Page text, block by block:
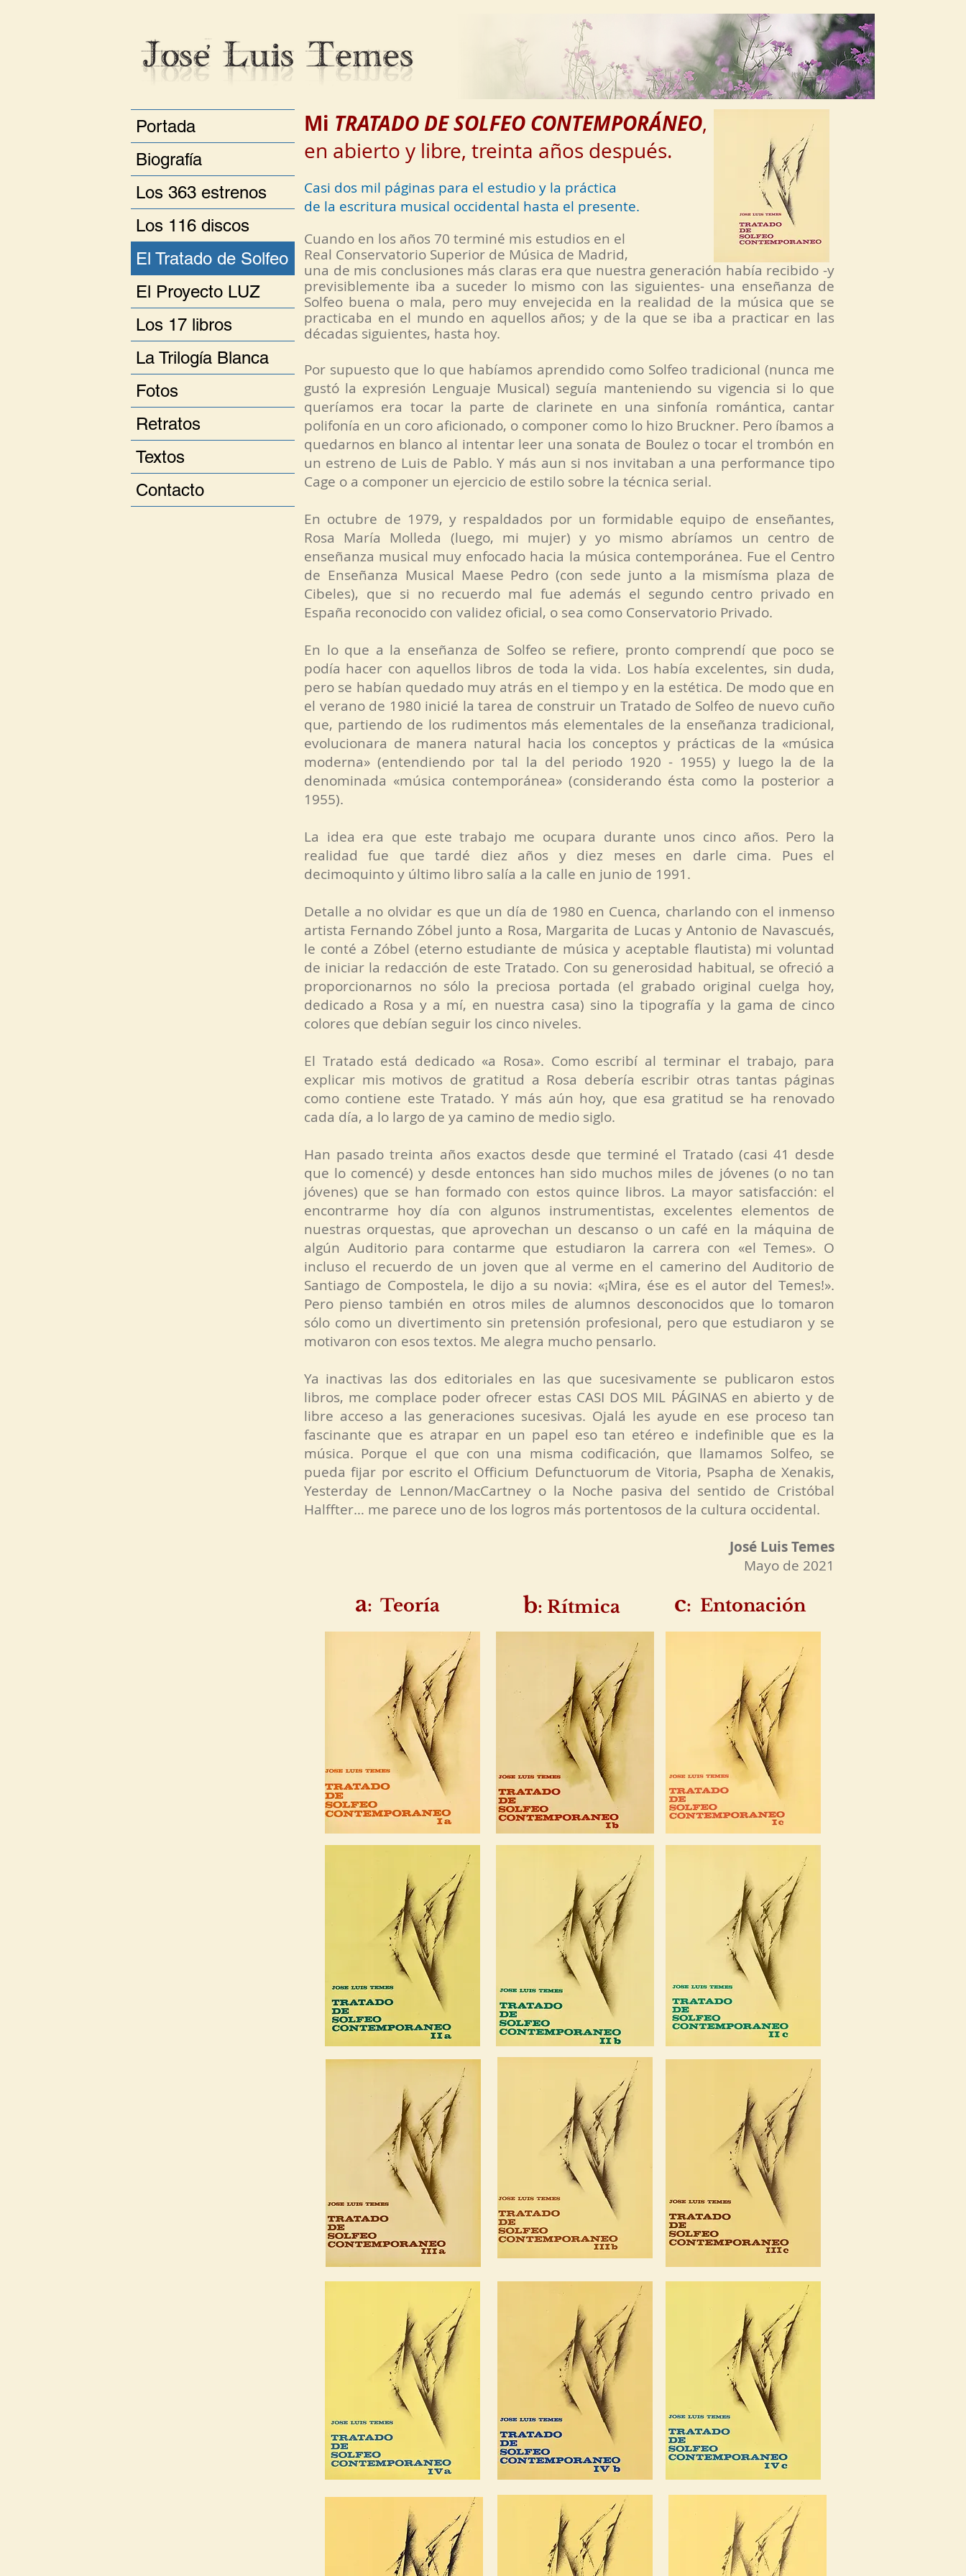
José Luis Temes
Mi TRATADO DE SOLFEO CONTEMPORÁNEO,
en abierto y libre, treinta años después.
Casi dos mil páginas para el estudio y la práctica
de la escritura musical occidental hasta el presente.
Cuando en los años 70 terminé mis estudios en el
Real Conservatorio Superior de Música de Madrid,
una de mis conclusiones más claras era que nuestra generación había recibido -y
previsiblemente iba a suceder lo mismo con las siguientes- una enseñanza de
Solfeo buena o mala, pero muy envejecida en la realidad de la música que se
practicaba en el mundo en aquellos años; y de la que se iba a practicar en las
décadas siguientes, hasta hoy.
Por supuesto que lo que habíamos aprendido como Solfeo tradicional (nunca me
gustó la expresión Lenguaje Musical) seguía manteniendo su vigencia si lo que
queríamos era tocar la parte de clarinete en una sinfonía romántica, cantar
polifonía en un coro aficionado, o componer como lo hizo Bruckner. Pero íbamos a
quedarnos en blanco al intentar leer una sonata de Boulez o tocar el trombón en
un estreno de Luis de Pablo. Y más aun si nos invitaban a una performance tipo
Cage o a componer un ejercicio de estilo sobre la técnica serial.
En octubre de 1979, y respaldados por un formidable equipo de enseñantes,
Rosa María Molleda (luego, mi mujer) y yo mismo abríamos un centro de
enseñanza musical muy enfocado hacia la música contemporánea. Fue el Centro
de Enseñanza Musical Maese Pedro (con sede junto a la mismísma plaza de
Cibeles), que si no recuerdo mal fue además el segundo centro privado en
España reconocido con validez oficial, o sea como Conservatorio Privado.
En lo que a la enseñanza de Solfeo se refiere, pronto comprendí que poco se
podía hacer con aquellos libros de toda la vida. Los había excelentes, sin duda,
pero se habían quedado muy atrás en el tiempo y en la estética. De modo que en
el verano de 1980 inicié la tarea de construir un Tratado de Solfeo de nuevo cuño
que, partiendo de los rudimentos más elementales de la enseñanza tradicional,
evolucionara de manera natural hacia los conceptos y prácticas de la «música
moderna» (entendiendo por tal la del periodo 1920 - 1955) y luego la de la
denominada «música contemporánea» (considerando ésta como la posterior a
1955).
La idea era que este trabajo me ocupara durante unos cinco años. Pero la
realidad fue que tardé diez años y diez meses en darle cima. Pues el
decimoquinto y último libro salía a la calle en junio de 1991.
Detalle a no olvidar es que un día de 1980 en Cuenca, charlando con el inmenso
artista Fernando Zóbel junto a Rosa, Margarita de Lucas y Antonio de Navascués,
le conté a Zóbel (eterno estudiante de música y aceptable flautista) mi voluntad
de iniciar la redacción de este Tratado. Con su generosidad habitual, se ofreció a
proporcionarnos no sólo la preciosa portada (el grabado original cuelga hoy,
dedicado a Rosa y a mí, en nuestra casa) sino la tipografía y la gama de cinco
colores que debían seguir los cinco niveles.
El Tratado está dedicado «a Rosa». Como escribí al terminar el trabajo, para
explicar mis motivos de gratitud a Rosa debería escribir otras tantas páginas
como contiene este Tratado. Y más aún hoy, que esa gratitud se ha renovado
cada día, a lo largo de ya camino de medio siglo.
Han pasado treinta años exactos desde que terminé el Tratado (casi 41 desde
que lo comencé) y desde entonces han sido muchos miles de jóvenes (o no tan
jóvenes) que se han formado con estos quince libros. La mayor satisfacción: el
encontrarme hoy día con algunos instrumentistas, excelentes elementos de
nuestras orquestas, que aprovechan un descanso o un café en la máquina de
algún Auditorio para contarme que estudiaron la carrera con «el Temes». O
incluso el recuerdo de un joven que al verme en el camerino del Auditorio de
Santiago de Compostela, le dijo a su novia: «¡Mira, ése es el autor del Temes!».
Pero pienso también en otros miles de alumnos desconocidos que lo tomaron
sólo como un divertimento sin pretensión profesional, pero que estudiaron y se
motivaron con esos textos. Me alegra mucho pensarlo.
Ya inactivas las dos editoriales en las que sucesivamente se publicaron estos
libros, me complace poder ofrecer estas CASI DOS MIL PÁGINAS en abierto y de
libre acceso a las generaciones sucesivas. Ojalá les ayude en ese proceso tan
fascinante que es atrapar en un papel eso tan etéreo e indefinible que es la
música. Porque el que con una misma codificación, que llamamos Solfeo, se
pueda fijar por escrito el Officium Defunctuorum de Vitoria, Psapha de Xenakis,
Yesterday de Lennon/MacCartney o la Noche pasiva del sentido de Cristóbal
Halffter… me parece uno de los logros más portentosos de la cultura occidental.
José Luis Temes
Mayo de 2021
a: Teoría b: Rítmica c: Entonación
Portada
Biografía
Los 363 estrenos
Los 116 discos
El Tratado de Solfeo
El Proyecto LUZ
Los 17 libros
La Trilogía Blanca
Fotos
Retratos
Textos
Contacto